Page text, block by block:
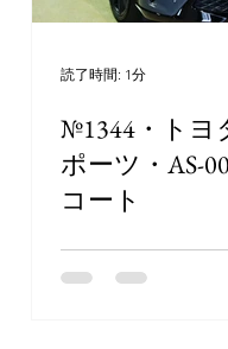
№1344・トヨ
ポーツ・AS-
コート
読了時間: 1分